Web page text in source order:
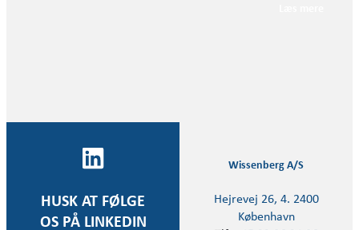
HUSK AT FØLGE
OS PÅ LINKEDIN
Wissenberg A/S
Hejrevej 26, 4. 2400
København